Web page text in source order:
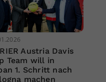
Austria Davis
Team will in
1. Schritt nach
machen